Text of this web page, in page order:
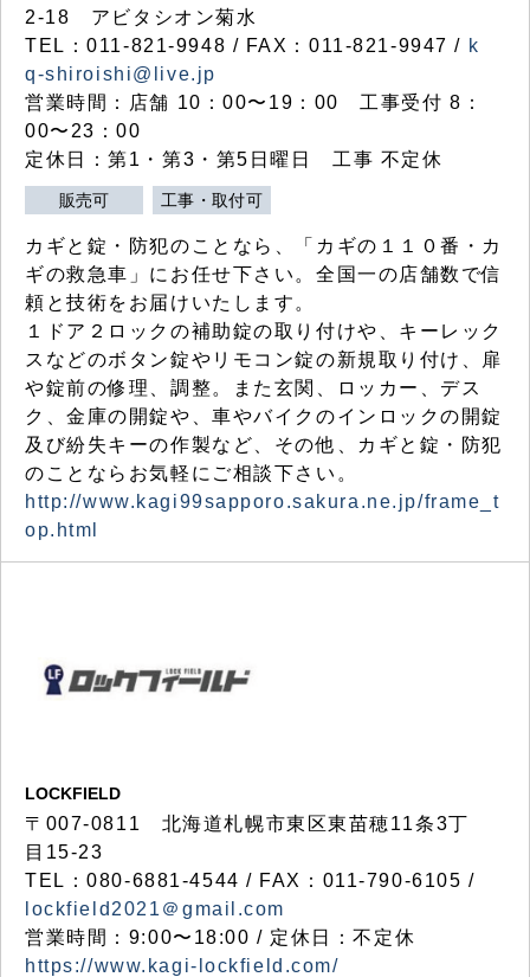
2-18 アビタシオン菊水
TEL：011-821-9948 / FAX：011-821-9947 / k
q-shiroishi@live.jp
営業時間：店舗 10：00〜19：00 工事受付 8：
00〜23：00
定休日：第1・第3・第5日曜日 工事 不定休
販売可 工事・取付可
カギと錠・防犯のことなら、「カギの１１０番・カ
ギの救急車」にお任せ下さい。全国一の店舗数で信
頼と技術をお届けいたします。
１ドア２ロックの補助錠の取り付けや、キーレック
スなどのボタン錠やリモコン錠の新規取り付け、扉
や錠前の修理、調整。また玄関、ロッカー、デス
ク、金庫の開錠や、車やバイクのインロックの開錠
及び紛失キーの作製など、その他、カギと錠・防犯
のことならお気軽にご相談下さい。
http://www.kagi99sapporo.sakura.ne.jp/frame_t
op.html
LOCKFIELD
〒007-0811 北海道札幌市東区東苗穂11条3丁
目15-23
TEL：080-6881-4544 / FAX：011-790-6105 /
lockfield2021＠gmail.com
営業時間：9:00〜18:00 / 定休日：不定休
https://www.kagi-lockfield.com/